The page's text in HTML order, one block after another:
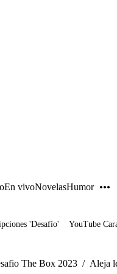
En vivoNovelasHumor
'Desafío' YouTube
The Box 2023 / Aleja